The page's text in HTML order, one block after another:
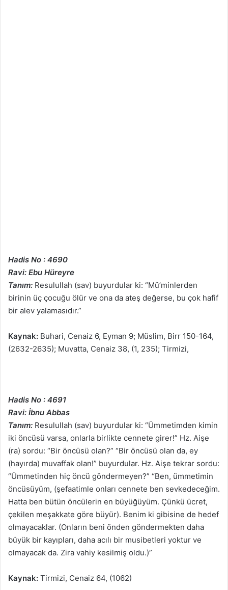
Hadis No : 4690
Ravi: Ebu Hüreyre
Tanım: Resulullah (sav) buyurdular ki: “Mü’minlerden
birinin üç çocuğu ölür ve ona da ateş değerse, bu çok hafif
bir alev yalamasıdır.”
Kaynak: Buhari, Cenaiz 6, Eyman 9; Müslim, Birr 150-164,
(2632-2635); Muvatta, Cenaiz 38, (1, 235); Tirmizi,
Hadis No : 4691
Ravi: İbnu Abbas
Tanım: Resulullah (sav) buyurdular ki: “Ümmetimden kimin
iki öncüsü varsa, onlarla birlikte cennete girer!” Hz. Aişe
(ra) sordu: “Bir öncüsü olan?” “Bir öncüsü olan da, ey
(hayırda) muvaffak olan!” buyurdular. Hz. Aişe tekrar sordu:
“Ümmetinden hiç öncü göndermeyen?” “Ben, ümmetimin
öncüsüyüm, (şefaatimle onları cennete ben sevkedeceğim.
Hatta ben bütün öncülerin en büyüğüyüm. Çünkü ücret,
çekilen meşakkate göre büyür). Benim ki gibisine de hedef
olmayacaklar. (Onların beni önden göndermekten daha
büyük bir kayıpları, daha acılı bir musibetleri yoktur ve
olmayacak da. Zira vahiy kesilmiş oldu.)”
Kaynak: Tirmizi, Cenaiz 64, (1062)